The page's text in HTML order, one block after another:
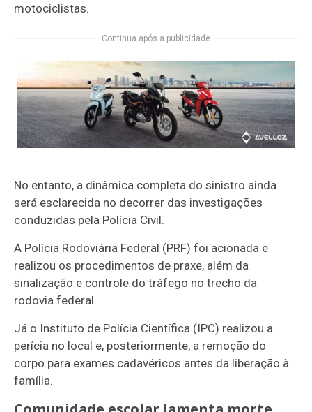
motociclistas.
Continua após a publicidade
No entanto, a dinâmica completa do sinistro ainda
será esclarecida no decorrer das investigações
conduzidas pela Polícia Civil.
A Polícia Rodoviária Federal (PRF) foi acionada e
realizou os procedimentos de praxe, além da
sinalização e controle do tráfego no trecho da
rodovia federal.
Já o Instituto de Polícia Científica (IPC) realizou a
perícia no local e, posteriormente, a remoção do
corpo para exames cadavéricos antes da liberação à
família.